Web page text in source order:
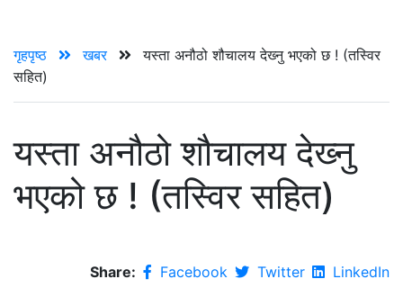
गृहपृष्ठ खबर
यस्ता अनौठो शौचालय देख्‍नु भएको छ ! (तस्विर
सहित)
यस्ता अनौठो शौचालय देख्‍नु
भएको छ ! (तस्विर सहित)
Share: Facebook Twitter LinkedIn